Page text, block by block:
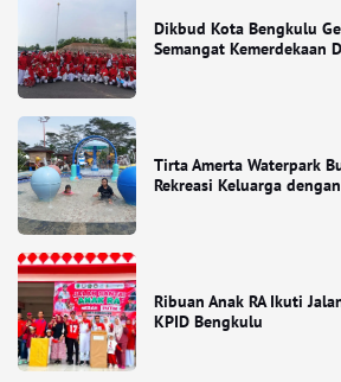
Dikbud Kota Bengkulu
Semangat Kemerdekaan
Tirta Amerta Waterpark
Rekreasi Keluarga
Ribuan Anak RA Ikuti
KPID Bengkulu